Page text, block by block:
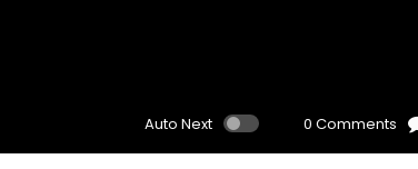
Auto Next 0 Comments